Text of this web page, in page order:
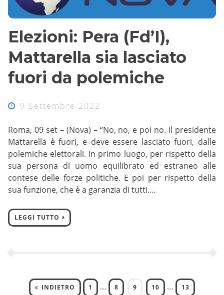
Elezioni: Pera (Fd’I),
Mattarella sia lasciato
fuori da polemiche
9 Settembre 2022
Roma, 09 set – (Nova) – “No, no, e poi no. Il presidente
Mattarella è fuori, e deve essere lasciato fuori, dalle
polemiche elettorali. In primo luogo, per rispetto della
sua persona di uomo equilibrato ed estraneo alle
contese delle forze politiche. E poi per rispetto della
sua funzione, che è a garanzia di tutti.…
LEGGI TUTTO
INDIETRO 1 … 8 9 10 … 13